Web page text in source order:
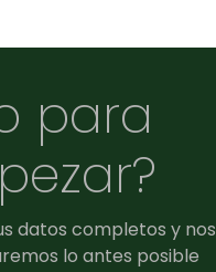
para
datos completos y nos
lo antes posible